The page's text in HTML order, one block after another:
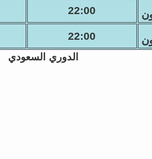
22:00
22:00
الدوري السعودي